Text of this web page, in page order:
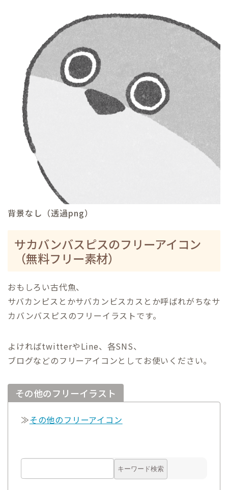
背景なし（透過png）
サカバンバスピスのフリーアイコン
（無料フリー素材）
おもしろい古代魚、
サバカンピスとかサバカンビスカスとか呼ばれがちなサ
カバンバスピスのフリーイラストです。
よければtwitterやLine、各SNS、
ブログなどのフリーアイコンとしてお使いください。
その他のフリーイラスト
≫その他のフリーアイコン